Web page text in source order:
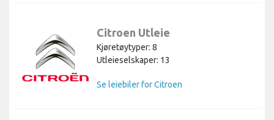
Citroen Utleie
Kjøretøytyper: 8
Utleieselskaper: 13
Se leiebiler for Citroen